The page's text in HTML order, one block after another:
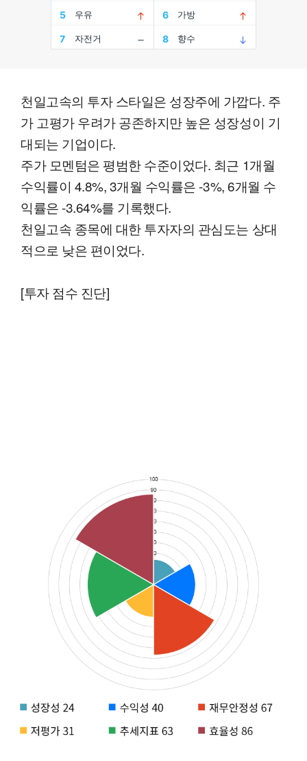
천일고속의 투자 스타일은 성장주에 가깝다. 주
가 고평가 우려가 공존하지만 높은 성장성이 기
대되는 기업이다.
주가 모멘텀은 평범한 수준이었다. 최근 1개월
수익률이 4.8%, 3개월 수익률은 -3%, 6개월 수
익률은 -3.64%를 기록했다.
천일고속 종목에 대한 투자자의 관심도는 상대
적으로 낮은 편이었다.
[투자 점수 진단]